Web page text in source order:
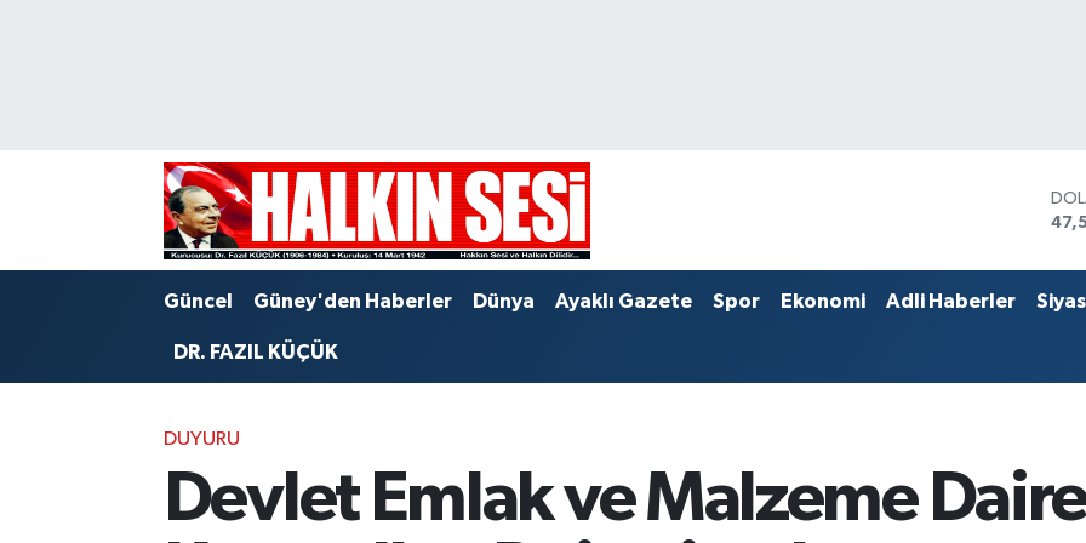
Güncel Güney'den Haberler Dünya Ayaklı Gazete Spor Ekonomi Adli Haberler
DR. FAZIL KÜÇÜK
DUYURU
Devlet Emlak ve Malzeme
Trafik Durumu
Puan Durumu ve Fikstür